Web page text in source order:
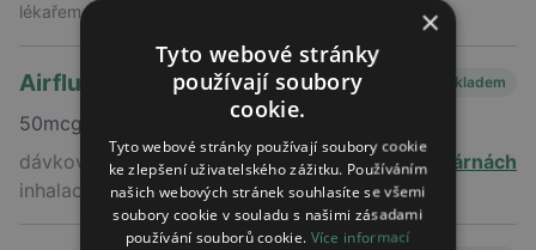
lékařem, který vám lék předepsal
Skladem
Airflusan forspiro
dávkovaný prášek k
inhalaci
50mcg/250mcg
v 35 lékárnách
×
Tyto webové stránky
používají soubory
cookie.
Tyto webové stránky používají soubory cookie
ke zlepšení uživatelského zážitku. Používáním
našich webových stránek souhlasíte se všemi
soubory cookie v souladu s našimi zásadami
používání souborů cookie. Více informací